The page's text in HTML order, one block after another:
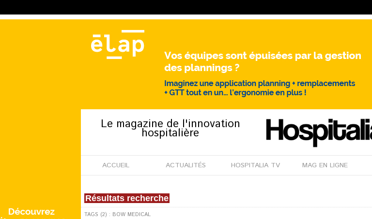
Le magazine de l'innovation
hospitalière
ACCUEIL ACTUALITÉS HOSPITALIA TV MAG EN LIGNE
Résultats recherche
TAGS (2) : BOW MEDICAL